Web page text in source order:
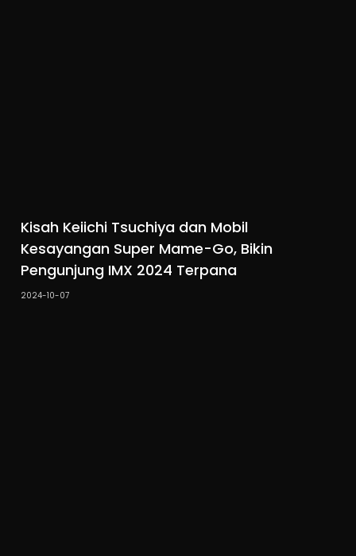
Kisah Keiichi Tsuchiya dan Mobil
Kesayangan Super Mame-Go, Bikin
Pengunjung IMX 2024 Terpana
2024-10-07